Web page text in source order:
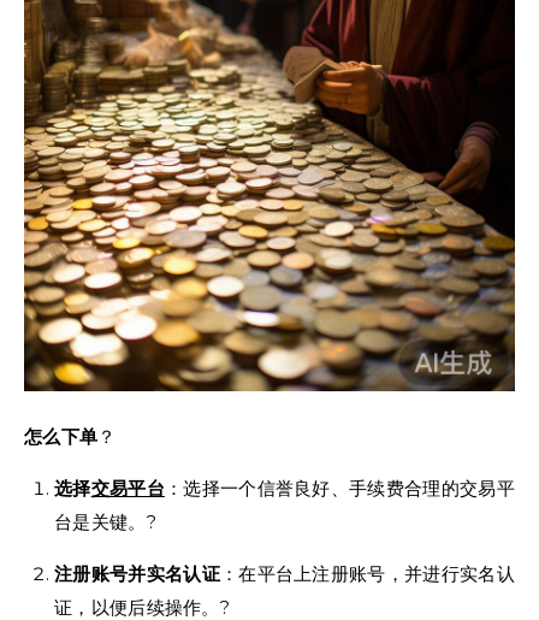
怎么下单 ？
选择交易平台 ：选择一个信誉良好、手续费合理的交易平
台是关键。?
注册账号并实名认证：在平台上注册账号，并进行实名认
证，以便后续操作。?